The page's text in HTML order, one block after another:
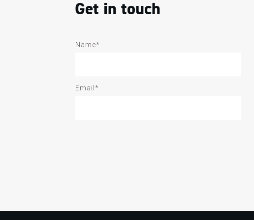
Get in touch
Name*
Email*